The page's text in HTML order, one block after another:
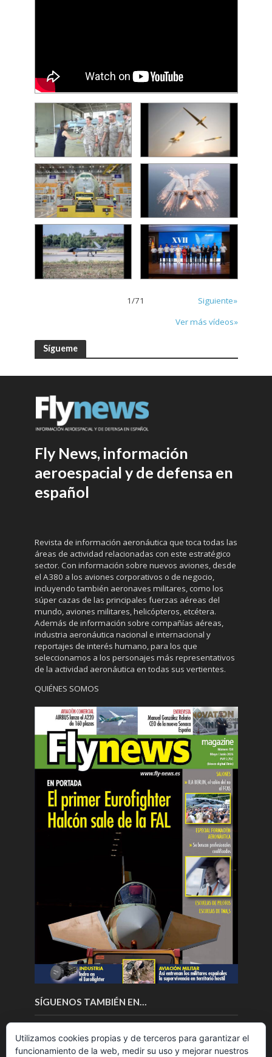
1/71
Siguiente»
Ver más vídeos»
Sígueme
Fly News, información
aeroespacial y de defensa en
español
Revista de información aeronáutica que toca todas las
áreas de actividad relacionadas con este estratégico
sector. Con información sobre nuevos aviones, desde
el A380 a los aviones corporativos o de negocio,
incluyendo también aeronaves militares, como los
súper cazas de las principales fuerzas aéreas del
mundo, aviones militares, helicópteros, etcétera.
Además de información sobre compañías aéreas,
industria aeronáutica nacional e internacional y
reportajes de interés humano, para los que
seleccionamos a los personajes más representativos
de la actividad aeronáutica en todas sus vertientes.
QUIÉNES SOMOS
SÍGUENOS TAMBIÉN EN…
Utilizamos cookies propias y de terceros para garantizar el
funcionamiento de la web, medir su uso y mejorar nuestros